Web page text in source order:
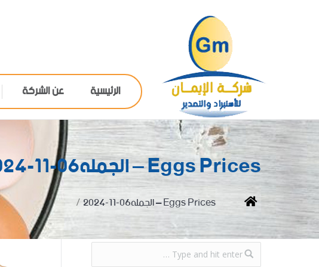
الرئيسية عن الشركة
Eggs Prices – الجمله06-11-2024
You are here:
Home Eggs Prices – الجمله06-11-2024